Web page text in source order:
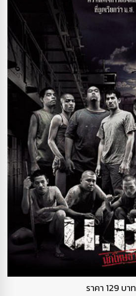
ราคา 129 บาท